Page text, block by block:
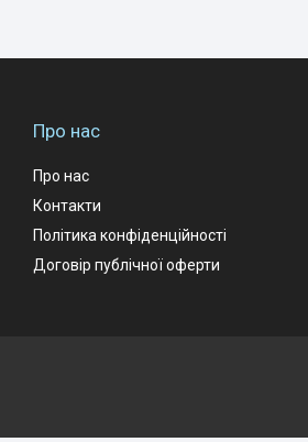
Про нас
Про нас
Контакти
Політика конфіденційності
Договір публічної оферти